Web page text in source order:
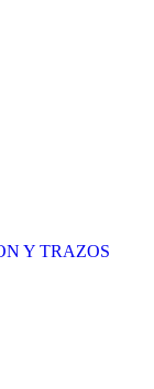
Y TRAZOS